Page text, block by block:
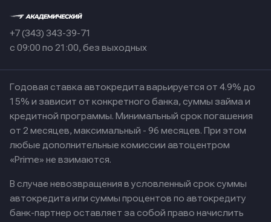
+7 (343) 343-39-71
с 09:00 по 21:00, без выходных
Годовая ставка автокредита варьируется от 4.9% до
15% и зависит от конкретного банка, суммы займа и
кредитной программы. Минимальный срок погашения
от 2 месяцев, максимальный - 96 месяцев. При этом
любые дополнительные комиссии автоцентром
«Prime» не взимаются.
В случае невозвращения в условленный срок суммы
автокредита или суммы процентов по автокредиту
банк-партнер оставляет за собой право начислить